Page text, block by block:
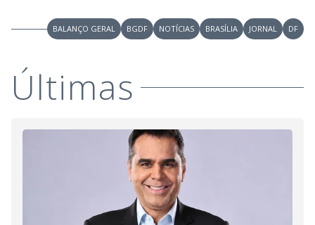
V
e
o
o
BALANÇO GERAL BGDF NOTÍCIAS BRASÍLIA JORNAL DF
Últimas